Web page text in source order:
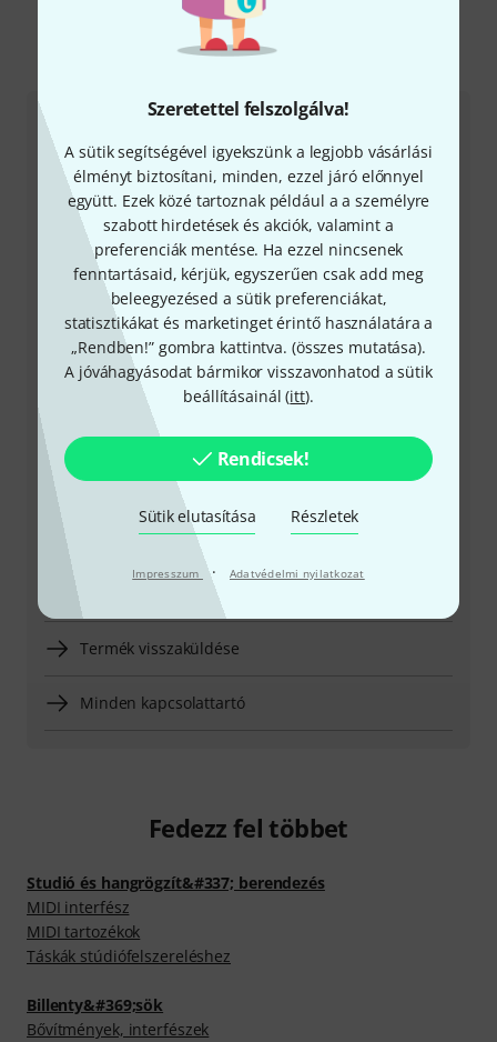
Szeretettel felszolgálva!
A sütik segítségével igyekszünk a legjobb vásárlási
élményt biztosítani, minden, ezzel járó előnnyel
együtt. Ezek közé tartoznak például a a személyre
szabott hirdetések és akciók, valamint a
preferenciák mentése. Ha ezzel nincsenek
fenntartásaid, kérjük, egyszerűen csak add meg
beleegyezésed a sütik preferenciákat,
statisztikákat és marketinget érintő használatára a
„Rendben!” gombra kattintva. (összes mutatása).
A jóváhagyásodat bármikor visszavonhatod a sütik
beállításainál (itt).
Rendicsek!
Sütik elutasítása Részletek
Impresszum · Adatvédelmi nyilatkozat
+49-9546-9223-531
Ügyfélszolgálatunk minden kérdés és észrevétel esetén
örömmel áll rendelkezésedre
Készítsd elő ügyfélszámodat
Nyitvatartási idő (CEST - Közép-európai
nyári időszámítás)
Visszahívást kérek
Még több elérhetőség
Termék visszaküldése
Minden kapcsolattartó
Fedezz fel többet
Studió és hangrögzít&#337; berendezés
MIDI interfész
MIDI tartozékok
Táskák stúdiófelszereléshez
Billenty&#369;sök
Bővítmények, interfészek